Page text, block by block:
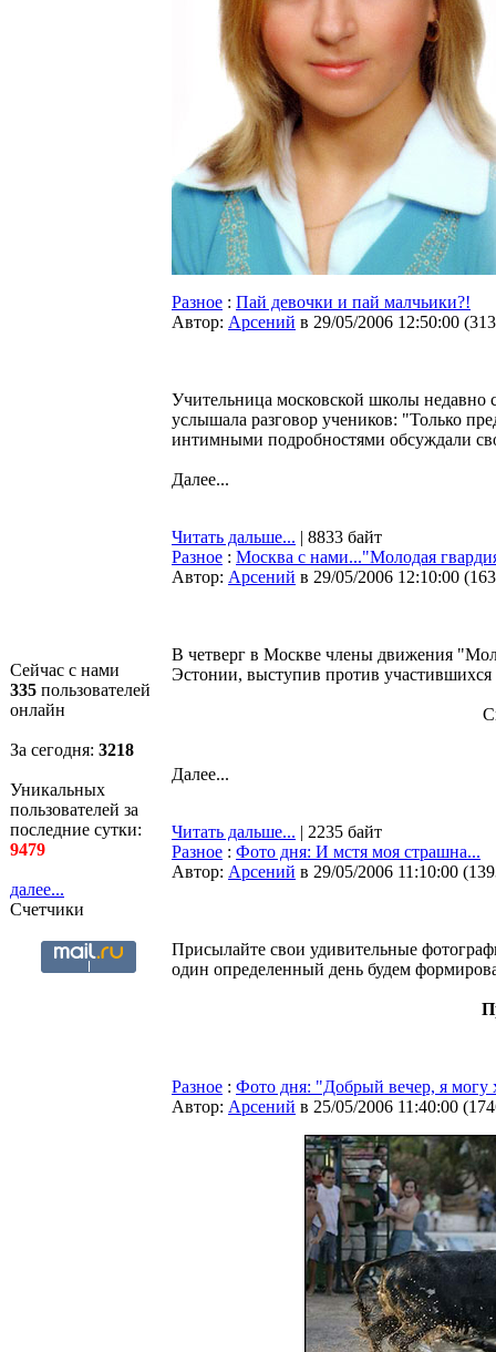
Сейчас с нами
335 пользователей
онлайн
За сегодня: 3219
Уникальных
пользователей за
последние сутки:
9479
далее...
Счетчики
Разное : Пай девочки и пай малчьики?!
Автор: Арсений в 29/05/2006 12:50:00 (
Учительница московской школы недавно
услышала разговор учеников: "Только
интимными подробностями обсуждали
Далее...
Читать дальше... | 8833 байт
Разное : Москва с нами..."Молодая
Автор: Арсений в 29/05/2006 12:10:00 (
В четверг в Москве члены движения
Эстонии, выступив против
Далее...
Читать дальше... | 2235 байт
Разное : Фото дня: И мстя моя страшна...
Автор: Арсений в 29/05/2006 11:10:00 (
Присылайте свои удивительные
один определенный день будем
Разное : Фото дня: "Добрый вечер, я могу
Автор: Арсений в 25/05/2006 11:40:00 (